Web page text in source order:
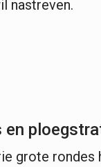
nastreven.
en
grote rondes